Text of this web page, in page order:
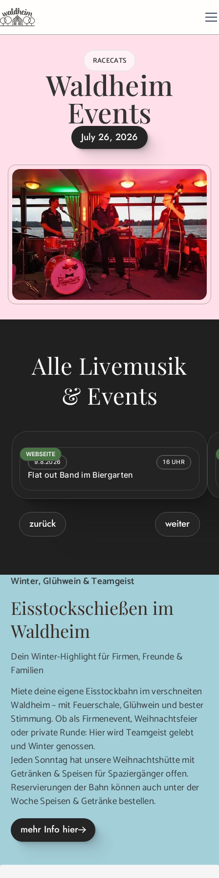
RACECATS
Waldheim
Events
July 26, 2026
Alle Livemusik
& Events
WEBSEITE
9.8.2026
16 UHR
Flat out Band im Biergarten
zurück weiter
Winter, Glühwein & Teamgeist
Eisstockschießen im
Waldheim
Dein Winter-Highlight für Firmen, Freunde &
Familien
Miete deine eigene Eisstockbahn im verschneiten
Waldheim – mit Feuerschale, Glühwein und bester
Stimmung. Ob als Firmenevent, Weihnachtsfeier
oder private Runde: Hier wird Teamgeist gelebt
und Winter genossen.
Jeden Sonntag hat unsere Weihnachtshütte mit
Getränken & Speisen für Spaziergänger offen.
Reservierungen der Bahn können auch unter der
Woche Speisen & Getränke bestellen.
mehr Info hier